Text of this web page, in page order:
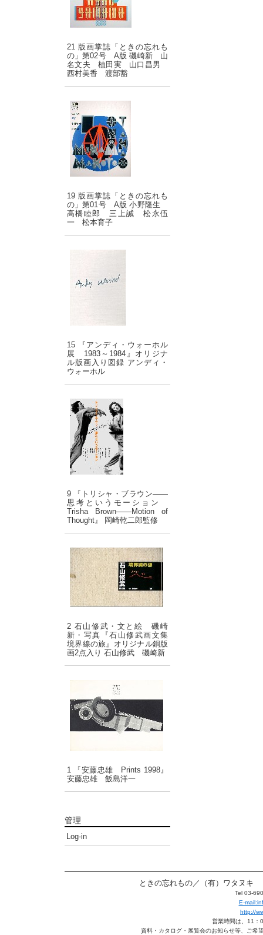
21 版画掌誌「ときの忘れも
の」第02号 A版 磯崎新 山
名文夫 植田実 山口昌男
西村美香 渡部豁
19 版画掌誌「ときの忘れも
の」第01号 A版 小野隆生
高橋睦郎 三上誠 松永伍
一 松本育子
15 『アンディ・ウォーホル
展 1983～1984』オリジナ
ル版画入り図録 アンディ・
ウォーホル
9 『トリシャ・ブラウン――
思考というモーション
Trisha Brown――Motion of
Thought』 岡崎乾二郎監修
2 石山修武・文と絵 磯崎
新・写真『石山修武画文集
境界線の旅』オリジナル銅版
画2点入り 石山修武 磯崎新
1 『安藤忠雄 Prints 1998』
安藤忠雄 飯島洋一
管理
Log-in
ときの忘れもの／（有）ワタヌキ
Tel 03-
E-
http://
営業時間は、11：
資料・カタログ・展覧会のお知らせ等、ご希